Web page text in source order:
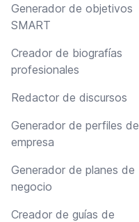
Generador de objetivos
SMART
Creador de biografías
profesionales
Redactor de discursos
Generador de perfiles de
empresa
Generador de planes de
negocio
Creador de guías de